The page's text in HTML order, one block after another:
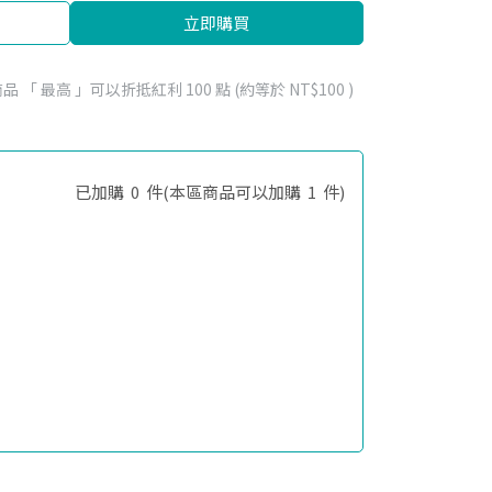
立即購買
品 「 最高 」可以折抵紅利 100 點 (約等於 NT$100 )
已加購 0 件(本區商品可以加購 1 件)